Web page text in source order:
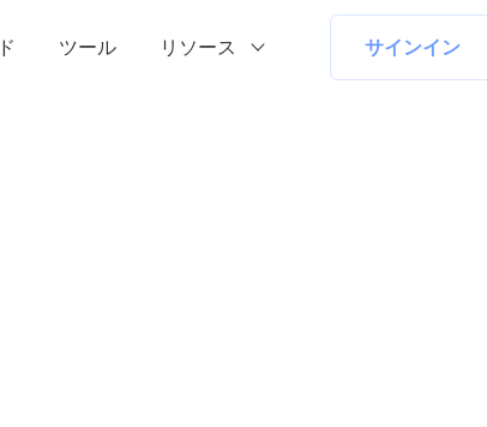
ツール リソース サインイン